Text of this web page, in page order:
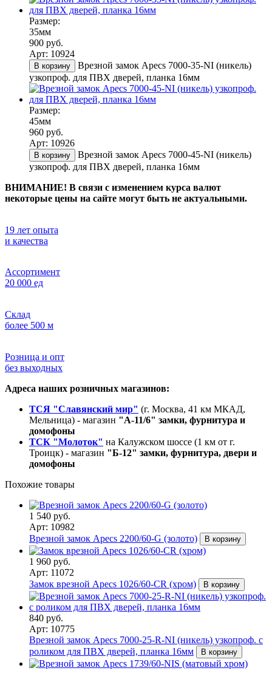
Размер:
35мм
900 руб.
Арт: 10924
В корзину
Врезной замок Apecs 7000-35-NI (никель)
узкопроф. для ПВХ дверей, планка 16мм
Размер:
45мм
960 руб.
Арт: 10926
В корзину
Врезной замок Apecs 7000-45-NI (никель)
узкопроф. для ПВХ дверей, планка 16мм
ВНИМАНИЕ! В связи с изменением курса валют
некоторые цены на сайте могут быть не актуальными.
19 лет опыта
и качества
Ассортимент
20 000 ед
Склад
более 500 м
Розница и опт
без выходных
Адреса наших розничных магазинов:
ТСЯ "Славянский мир" (г. Москва, 41 км МКАД,
Мельница) - магазин "А-11/6" замки, фурнитура и
домофоны
ТСК "Молоток" на Калужском шоссе (1 км от г.
Троицк) - магазин "Б-12" замки, фурнитура, двери и
домофоны
Похожие товары
1 540 руб.
Арт: 10982
Врезной замок Apecs 2200/60-G (золото)
В корзину
1 960 руб.
Арт: 11072
Замок врезной Apecs 1026/60-CR (хром)
В корзину
840 руб.
Арт: 10775
Врезной замок Apecs 7000-25-R-NI (никель) узкопроф. с
роликом для ПВХ дверей, планка 16мм
В корзину